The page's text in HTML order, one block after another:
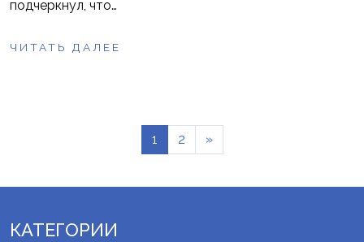
подчеркнул, что…
ЧИТАТЬ ДАЛЕЕ
1 2 »
КАТЕГОРИИ